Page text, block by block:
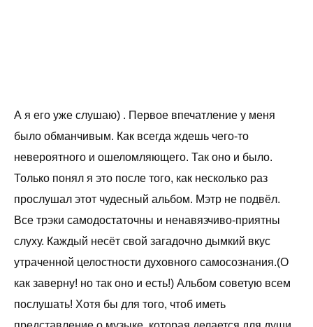
А я его уже слушаю) . Первое впечатление у меня
было обманчивым. Как всегда ждешь чего-то
невероятного и ошеломляющего. Так оно и было.
Только понял я это после того, как несколько раз
прослушал этот чудесный альбом. Мэтр не подвёл.
Все трэки самодостаточны и ненавязчиво-приятны
слуху. Каждый несёт свой загадочно дымкий вкус
утраченной целостности духовного самосознания.(О
как заверну! но так оно и есть!) Альбом советую всем
послушать! Хотя бы для того, чтоб иметь